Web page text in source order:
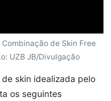
Combinação de Skin Free
UZB JB/Divulgação
skin idealizada pelo
os seguintes